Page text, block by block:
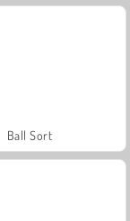
Ball Sort